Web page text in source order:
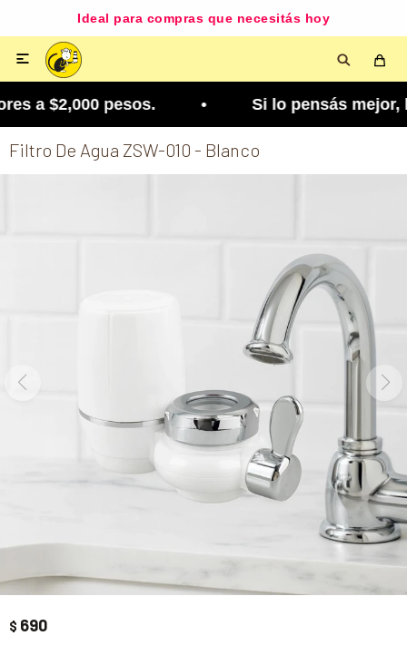
Ideal para compras que necesitás hoy

a $2,000 pesos. • Si lo pensás mejor, lo
Filtro De Agua ZSW-010 - Blanco
$ 690